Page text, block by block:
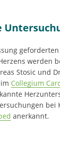
geforderten
werden
Stosic und
Collegium
bei
anerkannt.